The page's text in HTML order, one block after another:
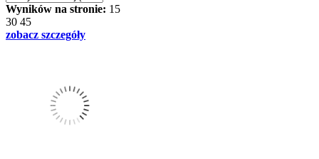
Wyników na stronie: 15
30 45
zobacz szczegóły